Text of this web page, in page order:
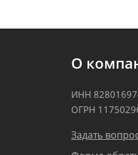
О
ИНН
ОГРН
Задать